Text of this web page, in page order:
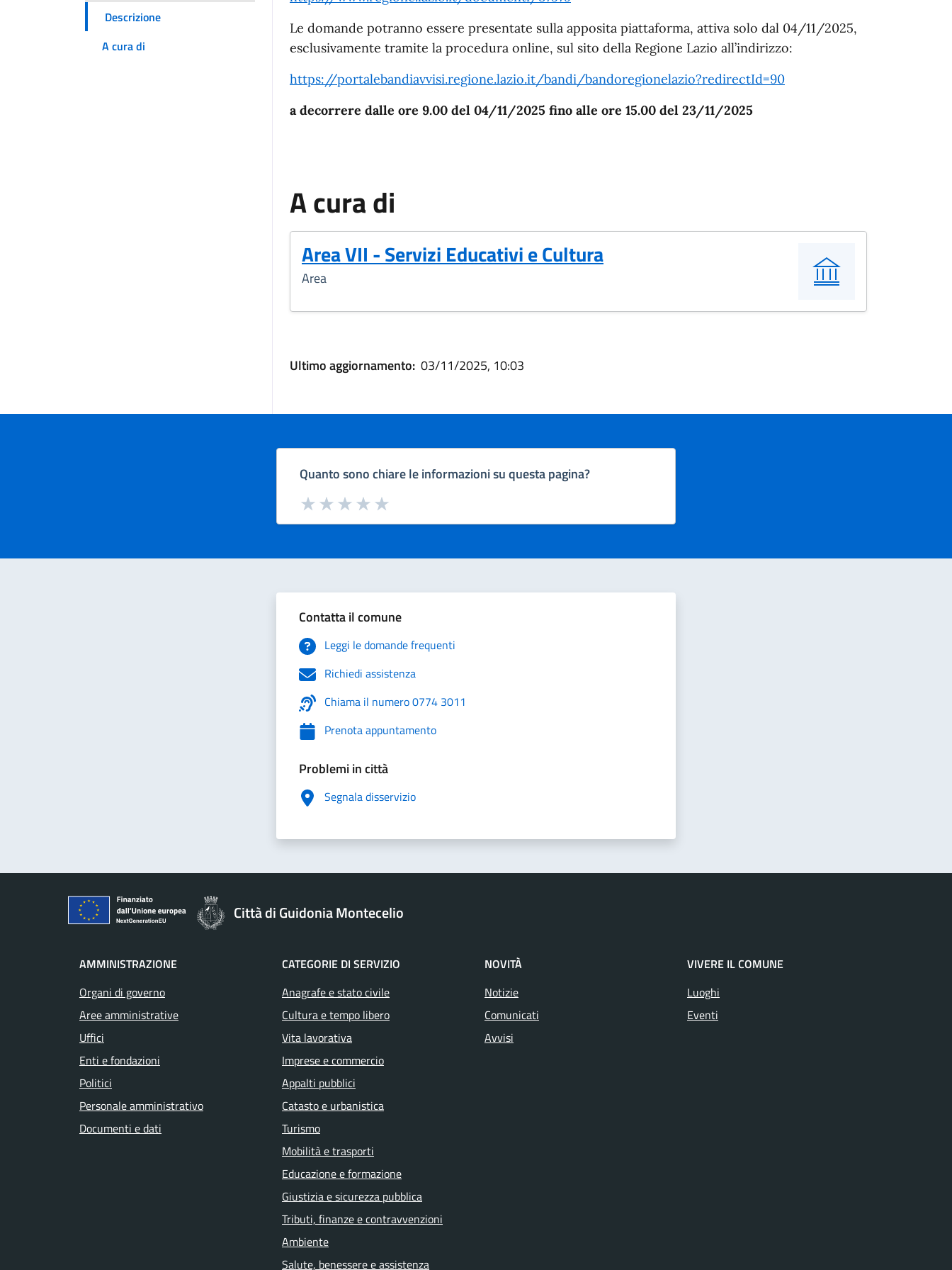
Descrizione
A cura di
Le domande potranno essere presentate sulla apposita piattaforma, attiva solo dal 04/11/2025,
esclusivamente tramite la procedura online, sul sito della Regione Lazio all’indirizzo:
https://portalebandiavvisi.regione.lazio.it/bandi/bandoregionelazio?redirectId=90
a decorrere dalle ore 9.00 del 04/11/2025 fino alle ore 15.00 del 23/11/2025
A cura di
Area VII - Servizi Educativi e Cultura
Area
Ultimo aggiornamento: 03/11/2025, 10:03
Quanto sono chiare le informazioni su questa pagina?
Valuta da 1 a 5 stelle la pagina
Valuta 5 stelle su 5
Valuta 4 stelle su 5
Valuta 3 stelle su 5
Valuta 2 stelle su 5
Valuta 1 stelle su 5
Contatta il comune
Leggi le domande frequenti
Richiedi assistenza
Chiama il numero 0774 3011
Prenota appuntamento
Problemi in città
Segnala disservizio
Città di Guidonia Montecelio
AMMINISTRAZIONE
Organi di governo
Aree amministrative
Uffici
Enti e fondazioni
Politici
Personale amministrativo
Documenti e dati
CATEGORIE DI SERVIZIO
Anagrafe e stato civile
Cultura e tempo libero
Vita lavorativa
Imprese e commercio
Appalti pubblici
Catasto e urbanistica
Turismo
Mobilità e trasporti
Educazione e formazione
Giustizia e sicurezza pubblica
Tributi, finanze e contravvenzioni
Ambiente
Salute, benessere e assistenza
NOVITÀ
Notizie
Comunicati
Avvisi
VIVERE IL COMUNE
Luoghi
Eventi